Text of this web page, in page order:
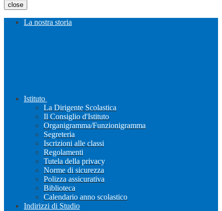
close
La nostra storia
Istituto
La Dirigente Scolastica
Il Consiglio d'Istituto
Organigramma/Funzionigramma
Segreteria
Iscrizioni alle classi
Regolamenti
Tutela della privacy
Norme di sicurezza
Polizza assicurativa
Biblioteca
Calendario anno scolastico
Indirizzi di Studio